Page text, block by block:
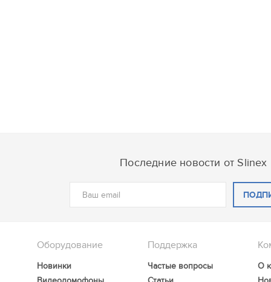
Последние новости от Slinex
Оборудование
Новинки
Поддержка
Частые вопросы
О